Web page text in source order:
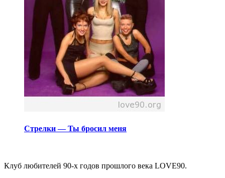
Стрелки — Ты бросил меня
Клуб любителей 90-х годов прошлого века LOVE90.